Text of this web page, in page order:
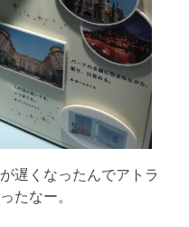
遅くなったんでアトラ
たなー。